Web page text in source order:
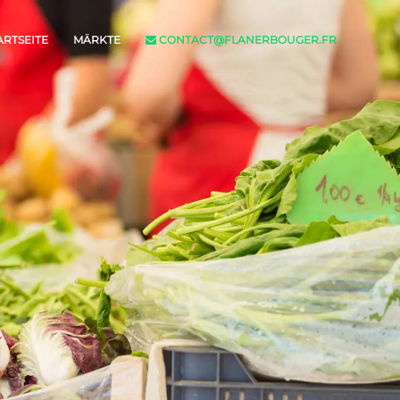
MÄRKTE CONTACT@FLANERBOUGER.FR